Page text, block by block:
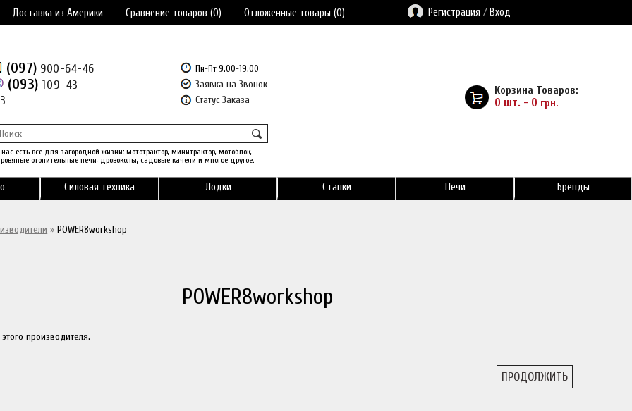
Доставка из Америки Сравнение товаров (0) Отложенные товары (0) Регистрация / Вход
(097) 900-64-46
(093) 109-43-
Пн-Пт 9.00-19.00
Заявка на Звонок
Статус Заказа
есть все для загородной жизни: мототрактор, минитрактор, мотоблок,
отопительные печи, дровоколы, садовые качели и многое другое.
Корзина Товаров:
0 шт. - 0 грн.
Силовая техника Лодки Станки Печи Бренды
»POWER8workshop
POWER8workshop
производителя.
ПРОДОЛЖИТЬ